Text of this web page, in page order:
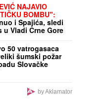
NAJAVIO
BOMBU":
i Spajića, sledi
u Vladi Crne Gore
50 vatrogasaca
šumski požar
Slovačke
by Aklamator